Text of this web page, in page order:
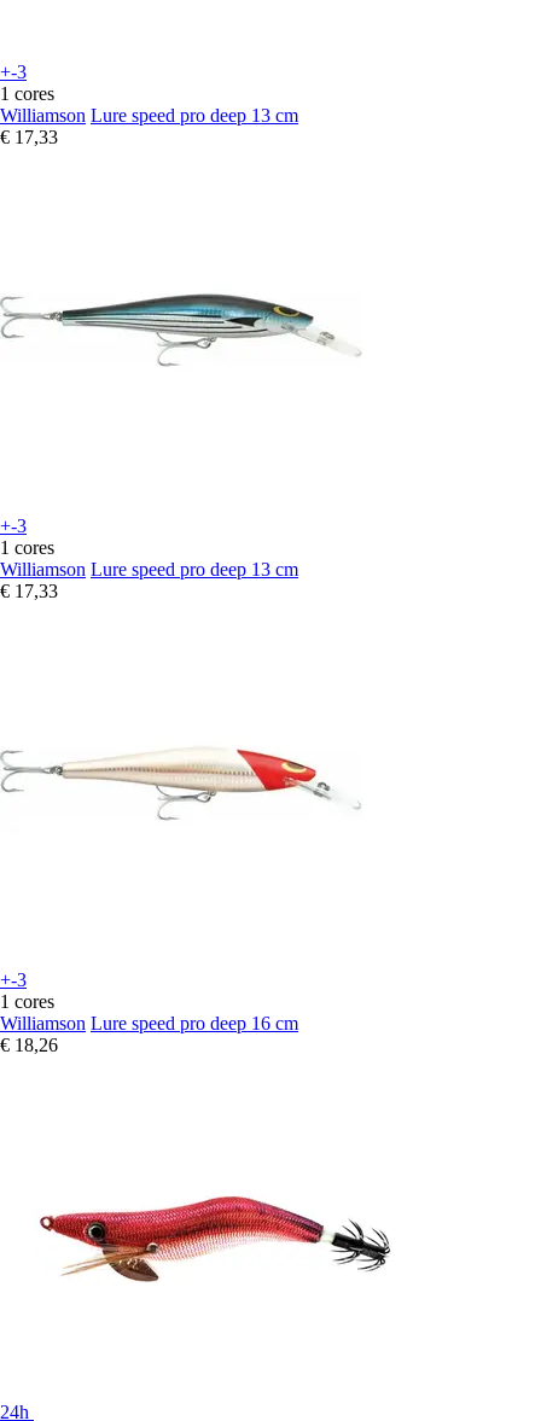
+-3
1 cores
Williamson Lure speed pro deep 13 cm
€ 17,33
+-3
1 cores
Williamson Lure speed pro deep 13 cm
€ 17,33
+-3
1 cores
Williamson Lure speed pro deep 16 cm
€ 18,26
24h